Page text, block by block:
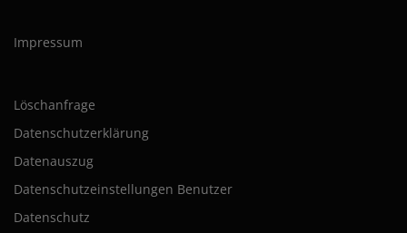
Impressum
Löschanfrage
Datenschutzerklärung
Datenauszug
Datenschutzeinstellungen Benutzer
Datenschutz